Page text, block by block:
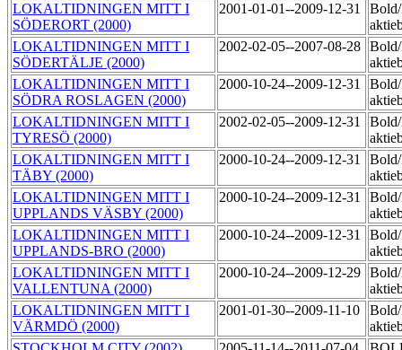
LOKALTIDNINGEN MITT I
SÖDERORT (2000)
2001-01-01--2009-12-31
LOKALTIDNINGEN MITT I
SÖDERTÄLJE (2000)
2002-02-05--2007-08-28
LOKALTIDNINGEN MITT I
SÖDRA ROSLAGEN (2000)
2000-10-24--2009-12-31
LOKALTIDNINGEN MITT I
TYRESÖ (2000)
2002-02-05--2009-12-31
LOKALTIDNINGEN MITT I
TÄBY (2000)
2000-10-24--2009-12-31
LOKALTIDNINGEN MITT I
UPPLANDS VÄSBY (2000)
2000-10-24--2009-12-31
LOKALTIDNINGEN MITT I
UPPLANDS-BRO (2000)
2000-10-24--2009-12-31
LOKALTIDNINGEN MITT I
VALLENTUNA (2000)
2000-10-24--2009-12-29
LOKALTIDNINGEN MITT I
VÄRMDÖ (2000)
2001-01-30--2009-11-10